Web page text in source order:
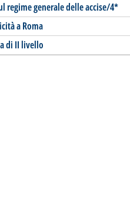
regime generale delle accise/4*
a Roma
di II livello